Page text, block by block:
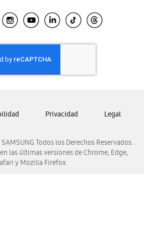
Samsung Ecuador
El Salvador
Guatemala
Honduras
Nicaragua
Venezuela
Todos los Derechos Reservados.
las últimas versiones de Chrome, Edge,
y Mozilla Firefox.
Privacidad Legal